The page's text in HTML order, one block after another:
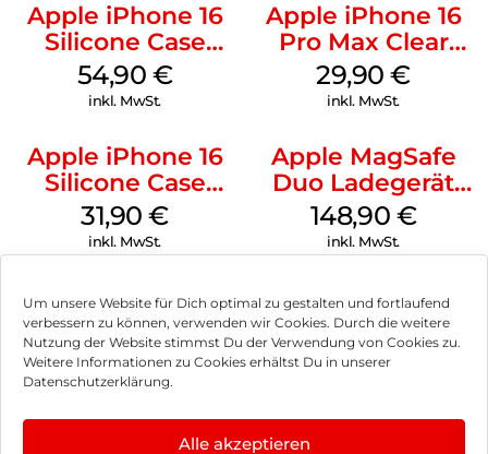
Um unsere Website für Dich optimal zu gestalten und fortlaufend
verbessern zu können, verwenden wir Cookies. Durch die weitere
Nutzung der Website stimmst Du der Verwendung von Cookies zu.
Weitere Informationen zu Cookies erhältst Du in unserer
Datenschutzerklärung.
Alle akzeptieren
Apple iPhone 16
Silicone Case
MagSafe Lake
Green
54,90 €
inkl. MwSt.
Apple iPhone 16
Pro Max Clear
Case MagSafe
Transparent
29,90€
inkl. MwSt.
Apple iPhone 16
Silicone Case
MagSafe Fuchsia
31,90€
inkl. MwSt.
Apple MagSafe
Duo Ladegerät
Weiß
148,90 €
inkl. MwSt.
Impressum